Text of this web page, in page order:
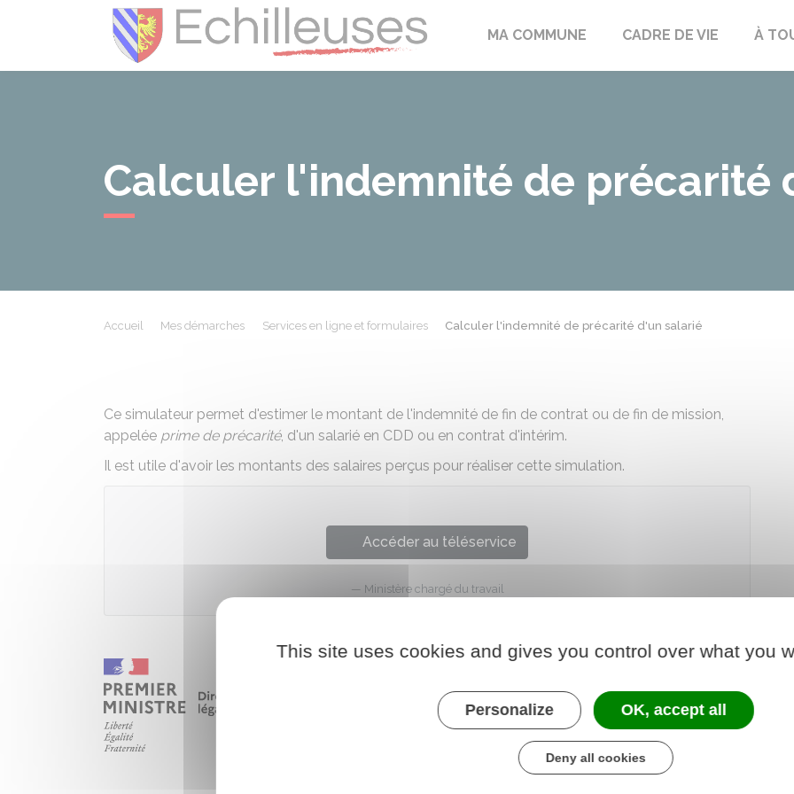
ÉchilleusesMA COMMUNE CADRE DE VIE À
Calculer l'indemnité de précarité
Accueil Mes démarches Services en ligne et formulaires Calculer l'indemnité de précarité d'un salarié
Ce simulateur permet d'estimer le montant de l'indemnité de fin de contrat ou de fin de mission,
appelée prime de précarité, d'un salarié en CDD ou en contrat d'intérim.
Il est utile d'avoir les montants des salaires perçus pour réaliser cette simulation.
Accéder au téléservice
Ministère chargé du travail
This site uses cookies and gives you control over what you
Personalize OK, accept all
Deny all cookies